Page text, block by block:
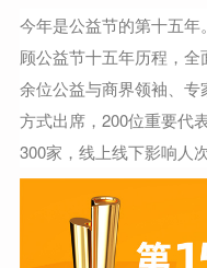
今年是公益节的第十五
顾公益节十五年历程，
余位公益与商界领袖、
方式出席，200位重要代
300家，线上线下影响人